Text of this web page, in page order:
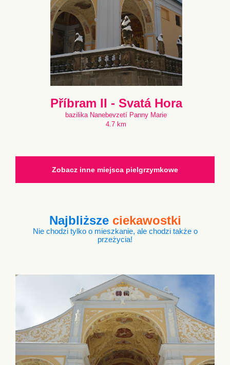
Příbram II - Svatá Hora
bazilika Nanebevzetí Panny Marie
4.7 km
Zobacz inne miejsca pielgrzymkowe
Najbliższe ciekawostki
Nie chodzi tylko o mieszkanie, ale chodzi także o
przeżycia!